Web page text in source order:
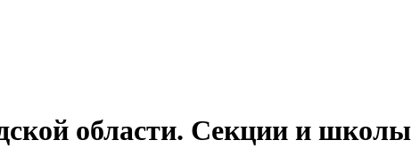
области. Секции и школы